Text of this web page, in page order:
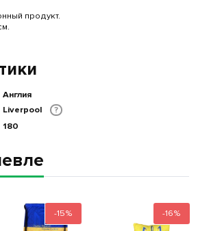
продукт.
Англия
Liverpool
?
180
-15% -16%